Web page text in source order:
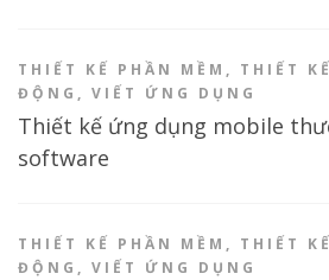
THIẾT KẾ PHẦN MỀM , THIẾT
ĐỘNG , VIẾT ỨNG DỤNG
Thiết kế ứng dụng mobile
software
THIẾT KẾ PHẦN MỀM , THIẾT
ĐỘNG , VIẾT ỨNG DỤNG